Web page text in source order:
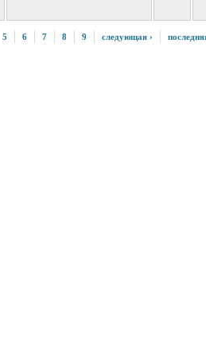
5 6 7 8 9 следующая ›